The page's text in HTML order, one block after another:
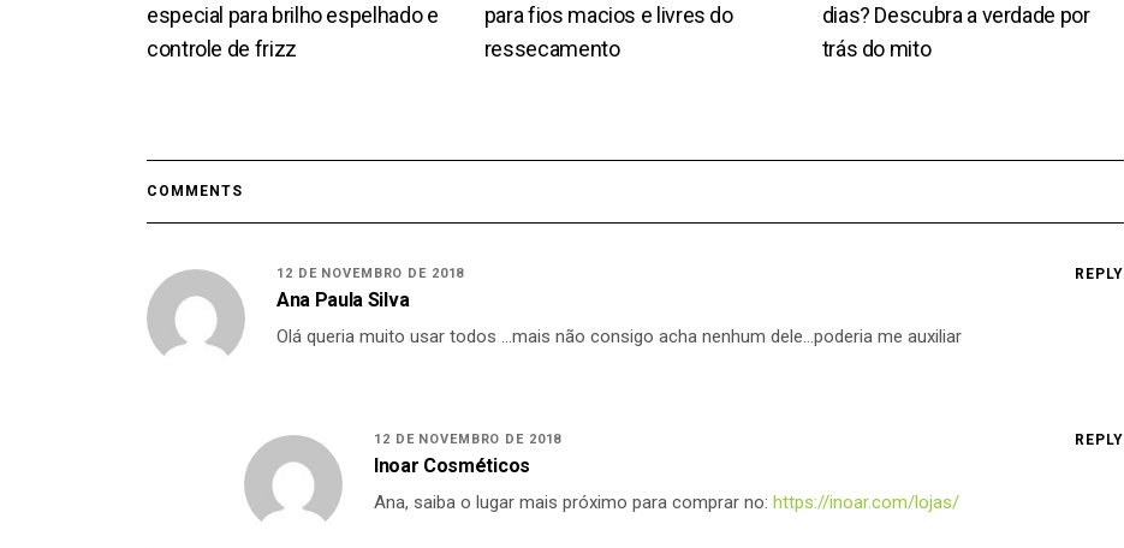
especial para brilho espelhado e
controle de frizz
para fios macios e livres do
ressecamento
dias? Descubra a verdade por
trás do mito
COMMENTS
12 DE NOVEMBRO DE 2018 REPLY
Ana Paula Silva
Olá queria muito usar todos …mais não consigo acha nenhum dele…poderia me auxiliar
12 DE NOVEMBRO DE 2018 REPLY
Inoar Cosméticos
Ana, saiba o lugar mais próximo para comprar no: https://inoar.com/lojas/